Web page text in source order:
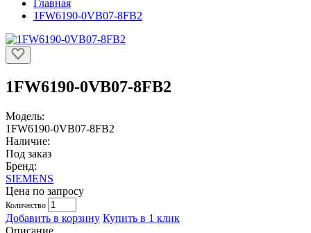
Главная
1FW6190-0VB07-8FB2
1FW6190-0VB07-8FB2
Модель:
1FW6190-0VB07-8FB2
Наличие:
Под заказ
Бренд:
SIEMENS
Цена по запросу
Количество
Добавить в корзину Купить в 1 клик
Описание